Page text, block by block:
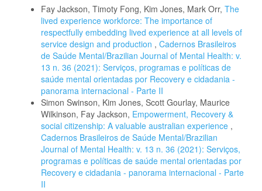
Fay Jackson, Timoty Fong, Kim Jones, Mark Orr, The
lived experience workforce: The importance of
respectfully embedding lived experience at all levels of
service design and production , Cadernos Brasileiros
de Saúde Mental/Brazilian Journal of Mental Health: v.
13 n. 36 (2021): Serviços, programas e políticas de
saúde mental orientadas por Recovery e cidadania -
panorama internacional - Parte II
Simon Swinson, Kim Jones, Scott Gourlay, Maurice
Wilkinson, Fay Jackson, Empowerment, Recovery &
social citizenship: A valuable australian experience ,
Cadernos Brasileiros de Saúde Mental/Brazilian
Journal of Mental Health: v. 13 n. 36 (2021): Serviços,
programas e políticas de saúde mental orientadas por
Recovery e cidadania - panorama internacional - Parte
II